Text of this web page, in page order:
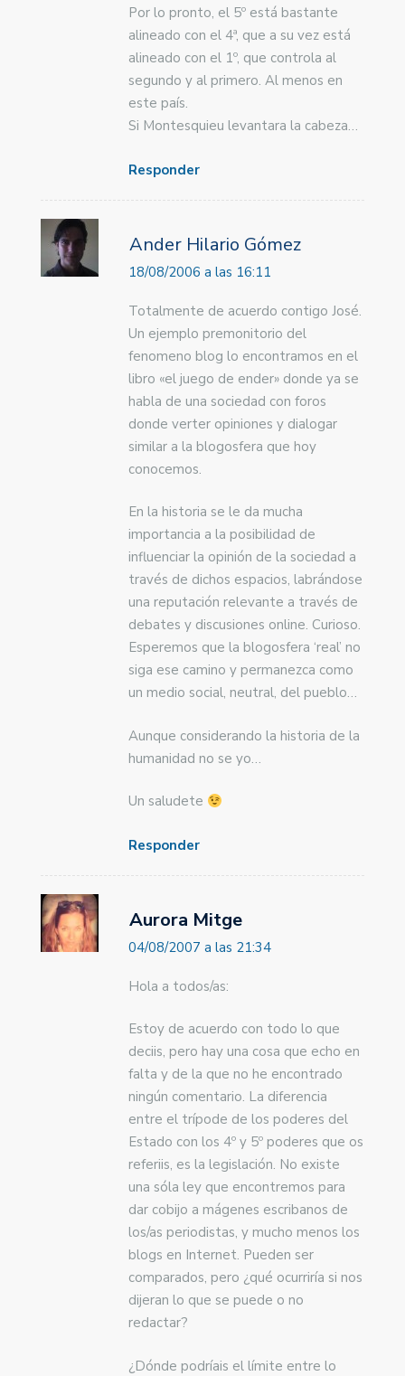
Por lo pronto, el 5º está bastante
alineado con el 4ª, que a su vez está
alineado con el 1º, que controla al
segundo y al primero. Al menos en
este país.
Si Montesquieu levantara la cabeza…
Responder
Ander Hilario Gómez
18/08/2006 a las 16:11
Totalmente de acuerdo contigo José.
Un ejemplo premonitorio del
fenomeno blog lo encontramos en el
libro «el juego de ender» donde ya se
habla de una sociedad con foros
donde verter opiniones y dialogar
similar a la blogosfera que hoy
conocemos.
En la historia se le da mucha
importancia a la posibilidad de
influenciar la opinión de la sociedad a
través de dichos espacios, labrándose
una reputación relevante a través de
debates y discusiones online. Curioso.
Esperemos que la blogosfera ‘real’ no
siga ese camino y permanezca como
un medio social, neutral, del pueblo…
Aunque considerando la historia de la
humanidad no se yo…
Un saludete
Responder
Aurora Mitge
04/08/2007 a las 21:34
Hola a todos/as:
Estoy de acuerdo con todo lo que
deciis, pero hay una cosa que echo en
falta y de la que no he encontrado
ningún comentario. La diferencia
entre el trípode de los poderes del
Estado con los 4º y 5º poderes que os
referiis, es la legislación. No existe
una sóla ley que encontremos para
dar cobijo a mágenes escribanos de
los/as periodistas, y mucho menos los
blogs en Internet. Pueden ser
comparados, pero ¿qué ocurriría si nos
dijeran lo que se puede o no
redactar?
¿Dónde podríais el límite entre lo